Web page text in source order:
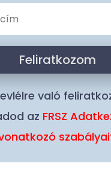
Feliratkozom
való
az FRSZ